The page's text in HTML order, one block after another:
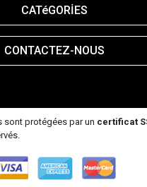
CATéGORİES
CONTACTEZ-NOUS
sont protégées par un certificat